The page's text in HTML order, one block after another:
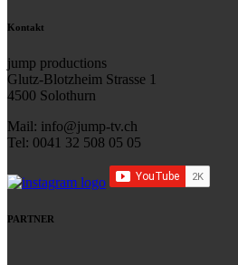
Kontakt
jump productions
Glutz-Blotzheim Strasse 1
4500 Solothurn
Mail: info@jump-tv.ch
Tel: 0041 32 508 05 05
PARTNER